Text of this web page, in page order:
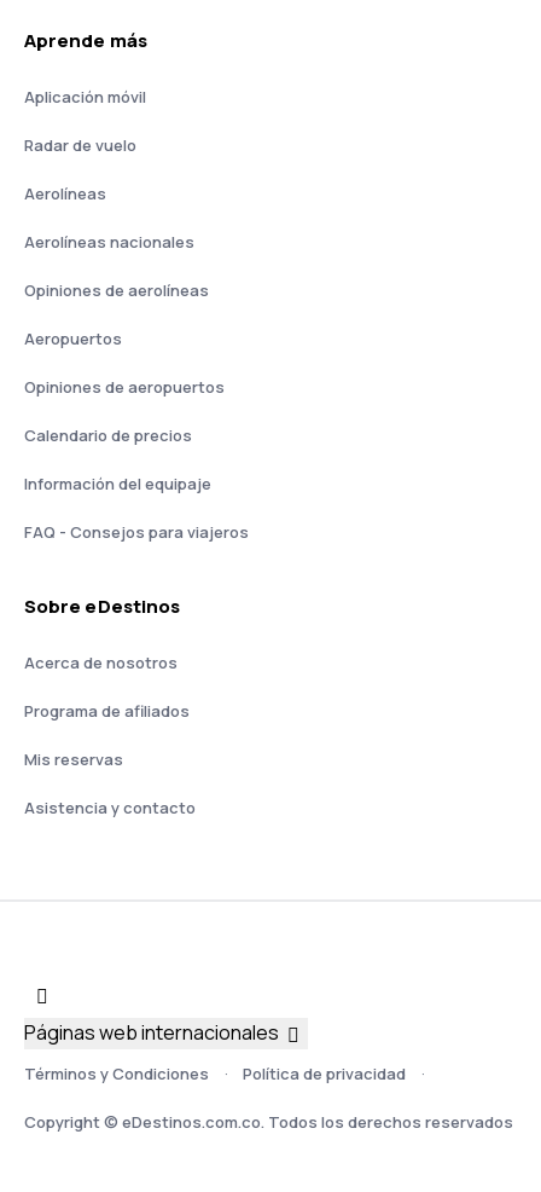
Aprende más
Aplicación móvil
Radar de vuelo
Aerolíneas
Aerolíneas nacionales
Opiniones de aerolíneas
Aeropuertos
Opiniones de aeropuertos
Calendario de precios
Información del equipaje
FAQ - Consejos para viajeros
Sobre eDestinos
Acerca de nosotros
Programa de afiliados
Mis reservas
Asistencia y contacto
Términos y Condiciones Política de privacidad
Copyright © eDestinos.com.co. Todos los derechos reservados
Páginas web internacionales